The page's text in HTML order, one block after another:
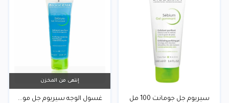
سيريوم جل جومانت 100 مل
إنتهى من المخزن
غسول الوجه سيريوم جل مو...